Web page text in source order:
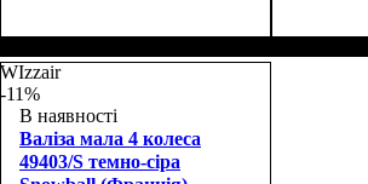
55х38x20
WIzzair
-11%
В наявності
Валіза мала 4 колеса
49403/S темно-сіра